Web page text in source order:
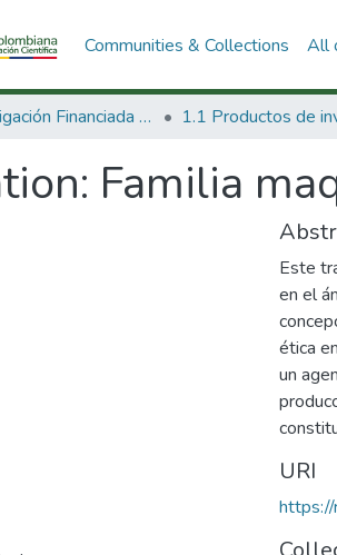
Communities & Collections All
1. Investigación Financiada con Recursos Públicos
Familia
Este
en el
ética
un
URI